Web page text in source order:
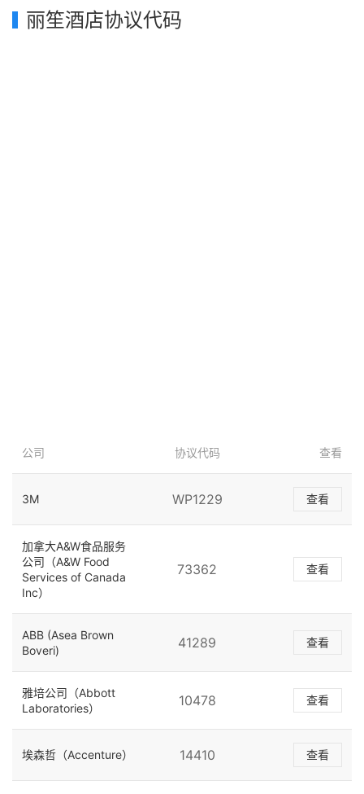
丽笙酒店协议代码
公司 协议代码 查看
3M WP1229 查看
加拿大A&W食品服务
公司（A&W Food
Services of Canada
Inc）
73362 查看
ABB (Asea Brown
Boveri)
41289 查看
雅培公司（Abbott
Laboratories）
10478 查看
埃森哲（Accenture） 14410 查看